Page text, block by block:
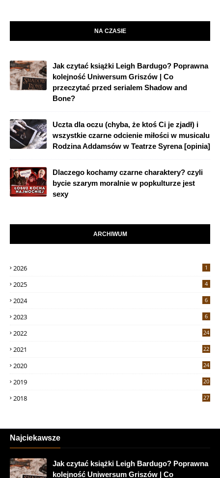
NA CZASIE
Jak czytać książki Leigh Bardugo? Poprawna
kolejność Uniwersum Griszów | Co
przeczytać przed serialem Shadow and
Bone?
Uczta dla oczu (chyba, że ktoś Ci je zjadł) i
wszystkie czarne odcienie miłości w musicalu
Rodzina Addamsów w Teatrze Syrena [opinia]
Dlaczego kochamy czarne charaktery? czyli
bycie szarym moralnie w popkulturze jest
sexy
ARCHIWUM
2026 1
2025 4
2024 6
2023 6
2022 24
2021 22
2020 24
2019 20
2018 27
Najciekawsze
Jak czytać książki Leigh Bardugo? Poprawna
kolejność Uniwersum Griszów | Co